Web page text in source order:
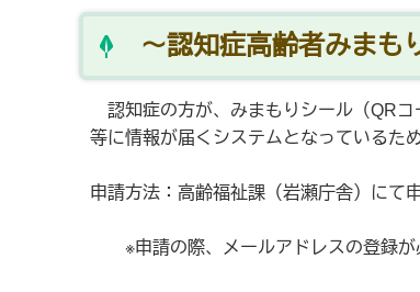
～認知症高齢者みまも
認知症の方が、みまもりシール（QRコ
等に情報が届くシステムとなっているた
申請方法：高齢福祉課（岩瀬庁舎）にて
※申請の際、メールアドレスの登録が